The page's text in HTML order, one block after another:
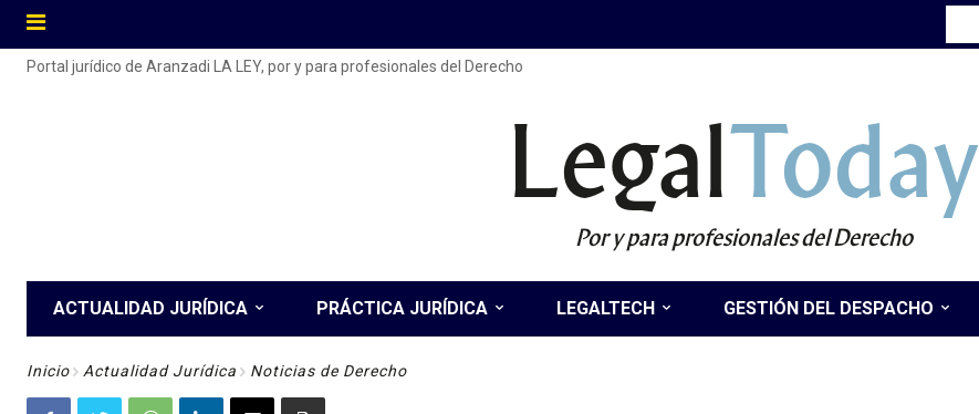
Portal jurídico de Aranzadi LA LEY, por y para profesionales del Derecho
LegalToday
Por y para profesionales del Derecho
ACTUALIDAD JURÍDICA PRÁCTICA JURÍDICA LEGALTECH GESTIÓN DEL DESPACHO
Inicio Actualidad Jurídica Noticias de Derecho